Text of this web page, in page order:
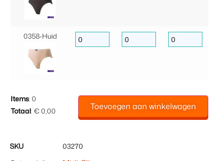
0358‑Huid
Items: 0
Totaal: € 0,00
Uw
Toevoegen aan winkelwagen
SKU
03270